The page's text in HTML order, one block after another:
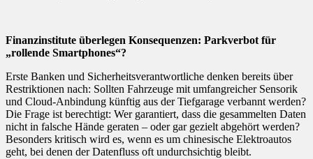
Finanzinstitute überlegen Konsequenzen: Parkverbot für
„rollende Smartphones“?
Erste Banken und Sicherheitsverantwortliche denken bereits über
Restriktionen nach: Sollten Fahrzeuge mit umfangreicher Sensorik
und Cloud-Anbindung künftig aus der Tiefgarage verbannt werden?
Die Frage ist berechtigt: Wer garantiert, dass die gesammelten Daten
nicht in falsche Hände geraten – oder gar gezielt abgehört werden?
Besonders kritisch wird es, wenn es um chinesische Elektroautos
geht, bei denen der Datenfluss oft undurchsichtig bleibt.